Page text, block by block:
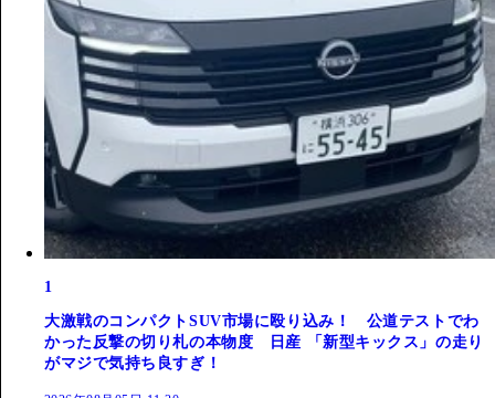
1
大激戦のコンパクトSUV市場に殴り込み！ 公道テストでわ
かった反撃の切り札の本物度 日産 「新型キックス」の走り
がマジで気持ち良すぎ！